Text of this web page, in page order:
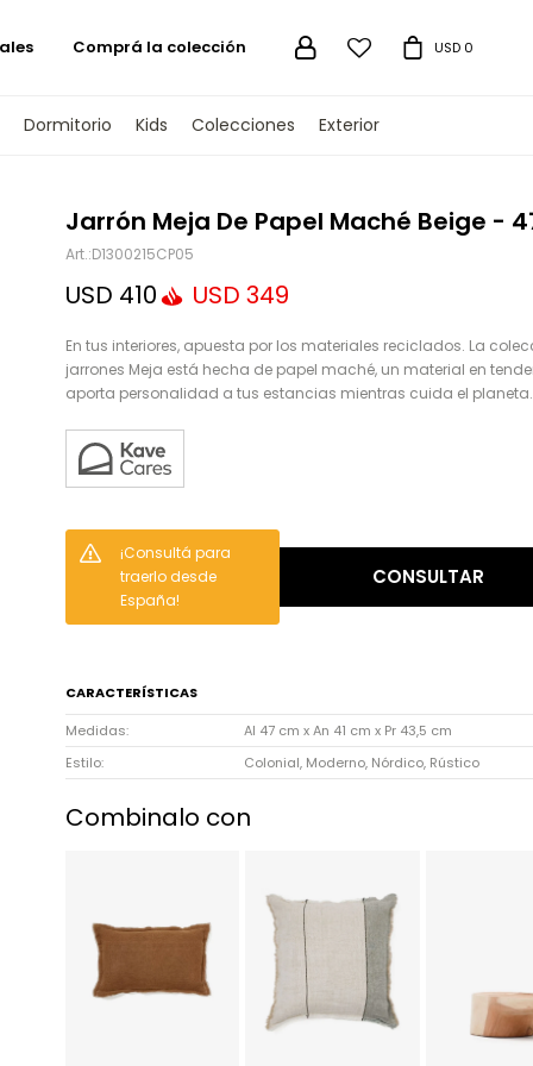
Dormitorio Kids Colecciones Exterior
 USD 0
Comprá la colección
Jarrón Meja De Papel Maché Beige -
D1300215CP05
USD 410 USD 349
En tus interiores, apuesta por los materiales reciclados. La
jarrones Meja está hecha de papel maché, un material en
aporta personalidad a tus estancias mientras cuida el planeta.
¡Consultá para
traerlo desde
España!
CONSULTAR
CARACTERÍSTICAS
Medidas
Al 47 cm x An 41 cm x Pr 43,5 cm
Estilo
Colonial, Moderno, Nórdico, Rústico
Combinalo con